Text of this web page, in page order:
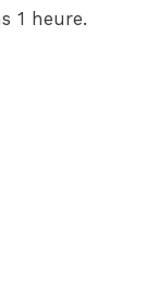
1 heure.